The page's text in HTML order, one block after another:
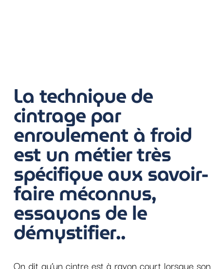
La technique de
cintrage par
enroulement à froid
est un métier très
spécifique aux savoir-
faire méconnus,
essayons de le
démystifier..
On dit qu’un cintre est à rayon court lorsque son